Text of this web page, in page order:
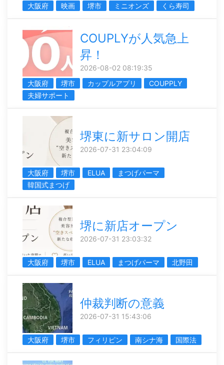
大阪府 映画 堺市 ミニオンズ くら寿司
COUPLYが人気急上
昇！
2026-08-02 08:19:35
大阪府
堺市 カップルアプリ
COUPPLY
夫婦サポート
堺東に新サロン開店
2026-07-31 23:04:09
大阪府 堺市 ELUA
まつげパーマ
韓国式まつげ
堺に新店オープン
2026-07-31 23:03:32
大阪府 堺市 ELUA まつげパーマ 北野田
仲裁判断の意義
2026-07-31 15:43:06
大阪府 堺市 フィリピン 南シナ海 国際法